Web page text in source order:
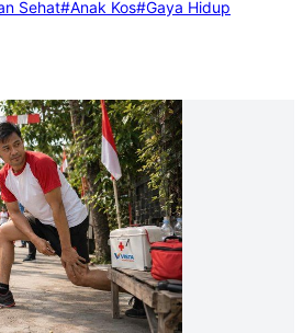
Sehat#Anak Kos#Gaya Hidup